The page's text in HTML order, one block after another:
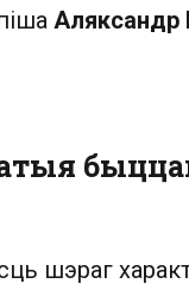
Аляксандр
шэраг